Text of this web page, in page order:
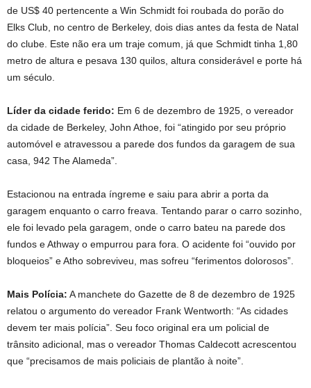
de US$ 40 pertencente a Win Schmidt foi roubada do porão do
Elks Club, no centro de Berkeley, dois dias antes da festa de Natal
do clube. Este não era um traje comum, já que Schmidt tinha 1,80
metro de altura e pesava 130 quilos, altura considerável e porte há
um século.
Líder da cidade ferido: Em 6 de dezembro de 1925, o vereador
da cidade de Berkeley, John Athoe, foi “atingido por seu próprio
automóvel e atravessou a parede dos fundos da garagem de sua
casa, 942 The Alameda”.
Estacionou na entrada íngreme e saiu para abrir a porta da
garagem enquanto o carro freava. Tentando parar o carro sozinho,
ele foi levado pela garagem, onde o carro bateu na parede dos
fundos e Athway o empurrou para fora. O acidente foi “ouvido por
bloqueios” e Atho sobreviveu, mas sofreu “ferimentos dolorosos”.
Mais Polícia: A manchete do Gazette de 8 de dezembro de 1925
relatou o argumento do vereador Frank Wentworth: “As cidades
devem ter mais polícia”. Seu foco original era um policial de
trânsito adicional, mas o vereador Thomas Caldecott acrescentou
que “precisamos de mais policiais de plantão à noite”.